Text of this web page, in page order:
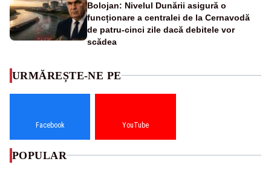
Bolojan: Nivelul Dunării asigură o
funcționare a centralei de la Cernavodă
de patru-cinci zile dacă debitele vor
scădea
URMĂREȘTE-NE PE
Facebook YouTube
POPULAR